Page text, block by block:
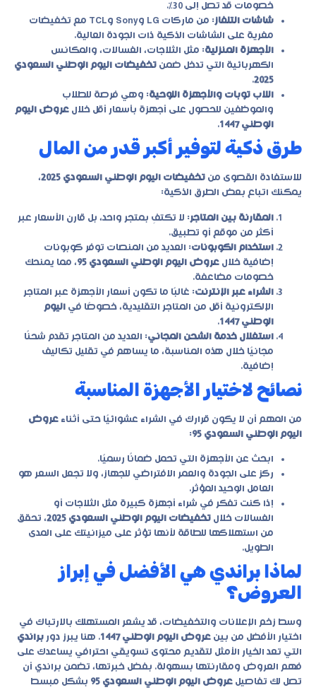
خصومات قد تصل إلى 30%.
شاشات التلفاز
: من ماركات LG وSony وTCL مع تخفيضات
مغرية على الشاشات الذكية ذات الجودة العالية.
الأجهزة المنزلية: مثل الثلاجات، الغسالات، والمكانس
الكهربائية التي تدخل ضمن تخفيضات اليوم الوطني السعودي
2025
.
اللاب توبات والأجهزة اللوحية: وهي فرصة للطلاب
والموظفين للحصول على أجهزة بأسعار أقل خلال عروض اليوم
الوطني 1447
.
طرق ذكية لتوفير أكبر قدر من المال
للاستفادة القصوى من تخفيضات اليوم الوطني السعودي 2025
،
يمكنك اتباع بعض الطرق الذكية:
المقارنة بين المتاجر: لا تكتفِ بمتجر واحد، بل قارن الأسعار عبر
أكثر من موقع أو تطبيق.
استخدام الكوبونات: العديد من المنصات توفر كوبونات
إضافية خلال عروض اليوم الوطني السعودي 95
، مما يمنحك
خصومات مضاعفة.
الشراء عبر الإنترنت: غالبًا ما تكون أسعار الأجهزة عبر المتاجر
الإلكترونية أقل من المتاجر التقليدية، خصوصًا في اليوم
الوطني 1447
.
استغلال خدمة الشحن المجاني: العديد من المتاجر تقدم شحنًا
مجانيًا خلال هذه المناسبة، ما يساهم في تقليل تكاليف
إضافية.
نصائح لاختيار الأجهزة المناسبة
من المهم أن لا يكون قرارك في الشراء عشوائيًا حتى أثناء عروض
اليوم الوطني السعودي 95
:
ابحث عن الأجهزة التي تحمل ضمانًا رسميًا.
ركز على الجودة والعمر الافتراضي للجهاز، ولا تجعل السعر هو
العامل الوحيد المؤثر.
إذا كنت تفكر في شراء أجهزة كبيرة مثل الثلاجات أو
الغسالات خلال تخفيضات اليوم الوطني السعودي 2025
، تحقق
من استهلاكها للطاقة لأنها تؤثر على ميزانيتك على المدى
الطويل.
لماذا براندي هي الأفضل في إبراز
العروض؟
وسط زخم الإعلانات والتخفيضات، قد يشعر المستهلك بالارتباك في
اختيار الأفضل من بين عروض اليوم الوطني 1447 . هنا يبرز دور براندي
التي تعد الخيار الأمثل لتقديم محتوى تسويقي احترافي يساعدك على
فهم العروض ومقارنتها بسهولة. بفضل خبرتها، تضمن براندي أن
تصل لك تفاصيل عروض اليوم الوطني السعودي 95
بشكل مبسط